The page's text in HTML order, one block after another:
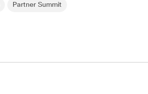
Partner Summit